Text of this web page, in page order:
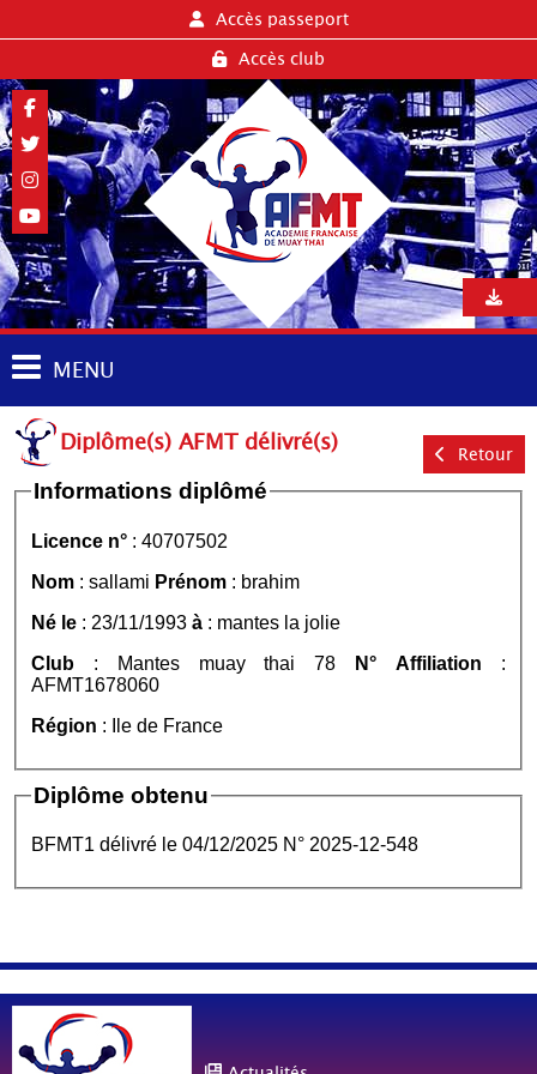
Accès passeport
Accès club
MENU
Diplôme(s) AFMT délivré(s) Retour
Informations diplômé
Licence n° : 40707502
Nom : sallami Prénom : brahim
Né le : 23/11/1993 à : mantes la jolie
Club : Mantes muay thai 78 N° Affiliation :
AFMT1678060
Région : Ile de France
Diplôme obtenu
BFMT1 délivré le 04/12/2025 N° 2025-12-548